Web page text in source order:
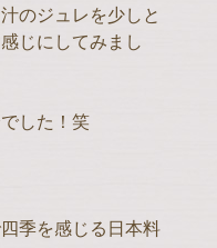
のジュレを少しと
じにしてみまし
した！笑
季を感じる日本料